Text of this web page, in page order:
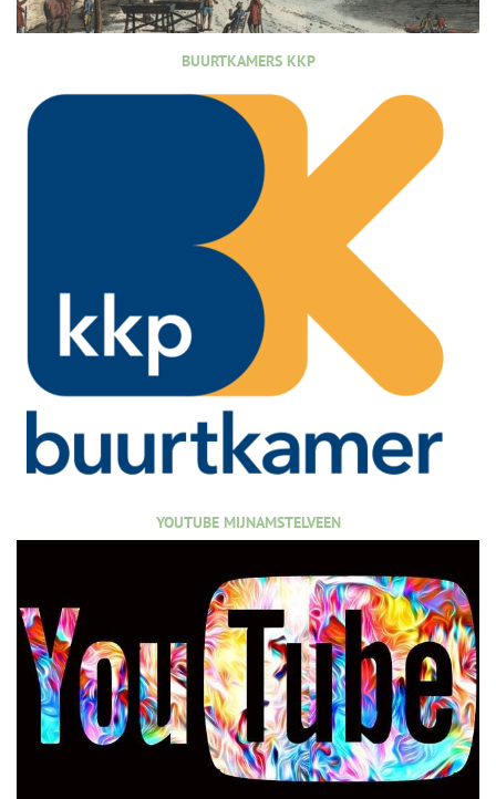
BUURTKAMERS KKP
YOUTUBE MIJNAMSTELVEEN